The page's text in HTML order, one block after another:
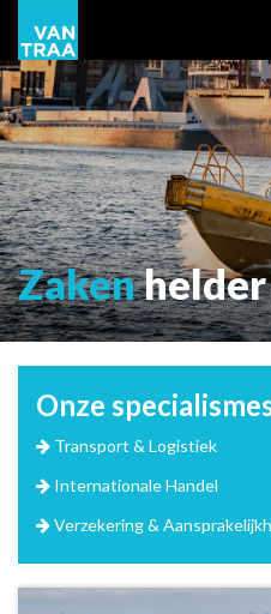
Zakenhelder
Onze
Transport & Logistiek
Internationale Handel
Verzekering &